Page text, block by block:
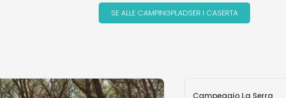
SE ALLE CAMPINGPLADSER I CASERTA
Campeggio La Serra